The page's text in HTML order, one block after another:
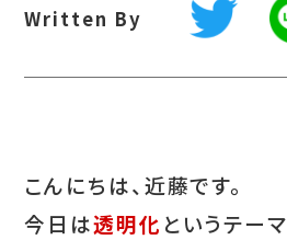
Written By
こんにちは、近藤です。
今日は透明化 というテー